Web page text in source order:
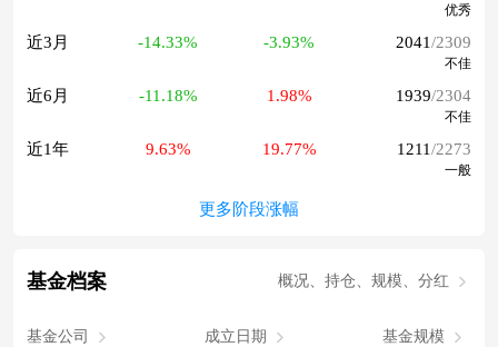
优秀
近3月 -14.33% -3.93% 2041/2309
不佳
近6月 -11.18% 1.98% 1939/2304
不佳
近1年 9.63% 19.77% 1211/2273
一般
更多阶段涨幅
基金档案 概况、持仓、规模、分红
基金公司 成立日期 基金规模